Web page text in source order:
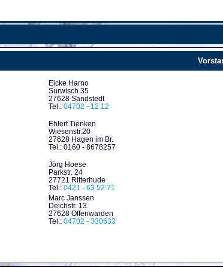
Eicke Harno
Surwisch 35
27628 Sandstedt
Tel.: 04702 - 12 12
Ehlert Tienken
Wiesenstr.20
27628 Hagen im Br.
Tel.: 0160 - 8678257
Jörg Hoese
Parkstr. 24
27721 Ritterhude
Tel.: 0421 - 63 52 71
Marc Janssen
Deichstr. 13
27628 Offenwarden
Tel.: 04702 - 330633